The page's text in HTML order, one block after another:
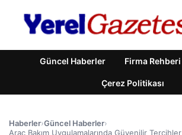
Güncel Haberler Firma Rehberi
Çerez Politikası
Haberler›Güncel Haberler›
Araç Bakım Uygulamalarında Güvenilir Tercihler